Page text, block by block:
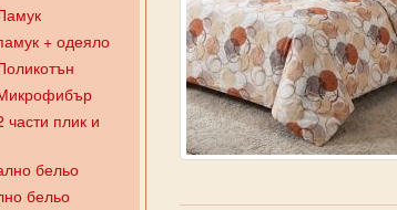
+ одеяло
плик и
бельо
бельо